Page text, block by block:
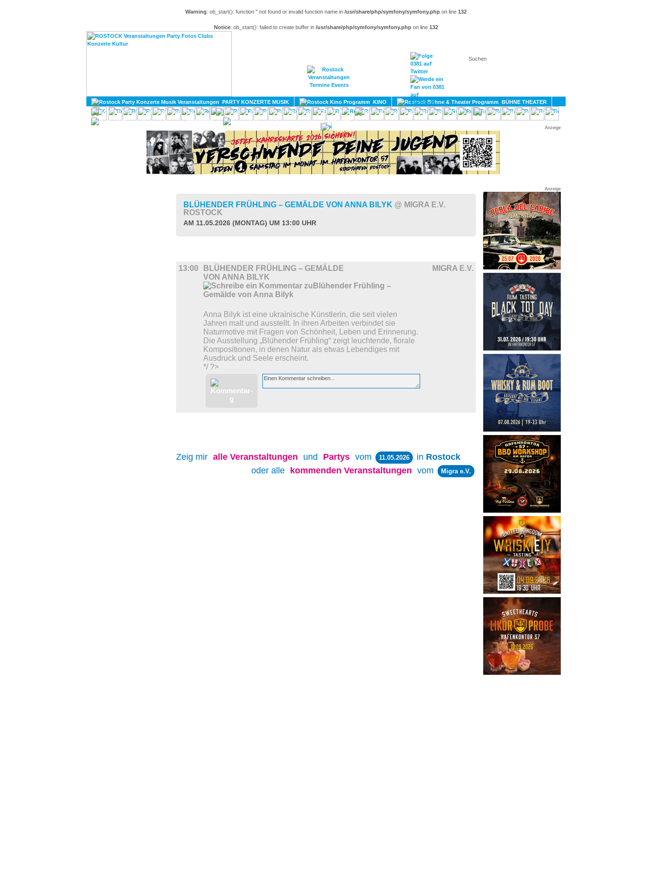
Warning: ob_start(): function '' not found or invalid function name in /usr/share/php/symfony/symfony.php on line 132
Notice: ob_start(): failed to create buffer in /usr/share/php/symfony/symfony.php on line 132
KONTAKT
PARTY KONZERTE MUSIK KINO
BÜHNE THEATER
KULTUR
LITERATUR SPORT
GAY
DIVERSES
UMLAND
Anzeige
Anzeige
BLÜHENDER FRÜHLING – GEMÄLDE VON ANNA BILYK @ MIGRA E.V.
ROSTOCK
AM 11.05.2026 (MONTAG) UM 13:00 UHR
13:00
BLÜHENDER FRÜHLING – GEMÄLDE
VON ANNA BILYK
MIGRA E.V.
Anna Bilyk ist eine ukrainische Künstlerin, die seit vielen
Jahren malt und ausstellt. In ihren Arbeiten verbindet sie
Naturmotive mit Fragen von Schönheit, Leben und Erinnerung.
Die Ausstellung „Blühender Frühling“ zeigt leuchtende, florale
Kompositionen, in denen Natur als etwas Lebendiges mit
Ausdruck und Seele erscheint.
*/ ?>
Zeig mir alle Veranstaltungen und Partys vom 11.05.2026 in Rostock
oder alle
kommenden Veranstaltungen vom Migra e.V.